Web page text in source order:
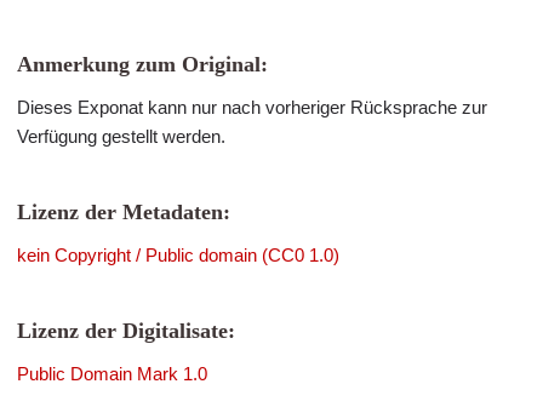
Anmerkung zum Original:
Dieses Exponat kann nur nach vorheriger Rücksprache zur
Verfügung gestellt werden.
Lizenz der Metadaten:
kein Copyright / Public domain (CC0 1.0)
Lizenz der Digitalisate:
Public Domain Mark 1.0